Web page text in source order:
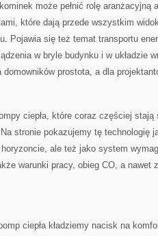
może pełnić rolę aranżacyjną
które dają przede wszystkim
Pojawia się też temat transportu
w bryle budynku i w układzie
prostota, a dla
ciepła, które coraz częściej
stronie pokazujemy tę technologię
ale też jako system
warunki pracy, obieg CO, a nawet
ciepła kładziemy nacisk na